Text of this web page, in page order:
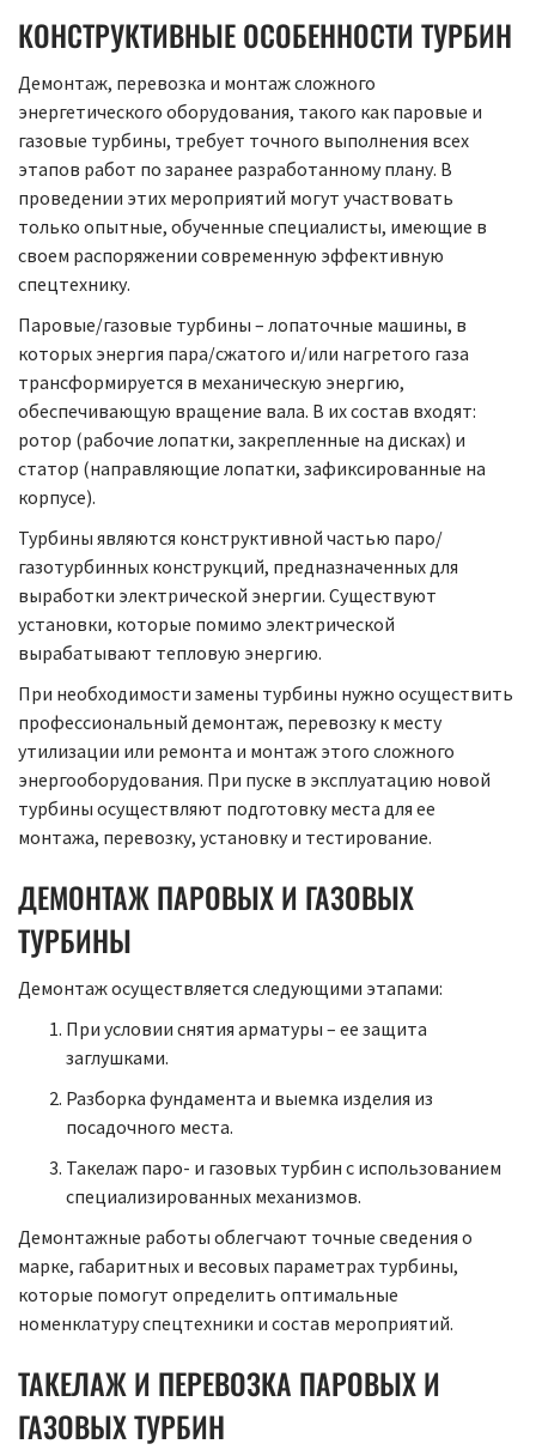
КОНСТРУКТИВНЫЕ ОСОБЕННОСТИ ТУРБИН
Демонтаж, перевозка и монтаж сложного
энергетического оборудования, такого как паровые и
газовые турбины, требует точного выполнения всех
этапов работ по заранее разработанному плану. В
проведении этих мероприятий могут участвовать
только опытные, обученные специалисты, имеющие в
своем распоряжении современную эффективную
спецтехнику.
Паровые/газовые турбины – лопаточные машины, в
которых энергия пара/сжатого и/или нагретого газа
трансформируется в механическую энергию,
обеспечивающую вращение вала. В их состав входят:
ротор (рабочие лопатки, закрепленные на дисках) и
статор (направляющие лопатки, зафиксированные на
корпусе).
Турбины являются конструктивной частью паро/
газотурбинных конструкций, предназначенных для
выработки электрической энергии. Существуют
установки, которые помимо электрической
вырабатывают тепловую энергию.
При необходимости замены турбины нужно осуществить
профессиональный демонтаж, перевозку к месту
утилизации или ремонта и монтаж этого сложного
энергооборудования. При пуске в эксплуатацию новой
турбины осуществляют подготовку места для ее
монтажа, перевозку, установку и тестирование.
ДЕМОНТАЖ ПАРОВЫХ И ГАЗОВЫХ
ТУРБИНЫ
Демонтаж осуществляется следующими этапами:
При условии снятия арматуры – ее защита
заглушками.
Разборка фундамента и выемка изделия из
посадочного места.
Такелаж паро- и газовых турбин с использованием
специализированных механизмов.
Демонтажные работы облегчают точные сведения о
марке, габаритных и весовых параметрах турбины,
которые помогут определить оптимальные
номенклатуру спецтехники и состав мероприятий.
ТАКЕЛАЖ И ПЕРЕВОЗКА ПАРОВЫХ И
ГАЗОВЫХ ТУРБИН